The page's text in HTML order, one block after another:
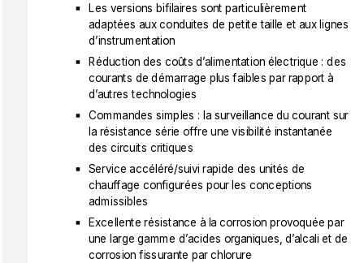
Les versions bifilaires sont particulièrement
adaptées aux conduites de petite taille et aux lignes
d’instrumentation
Réduction des coûts d’alimentation électrique : des
courants de démarrage plus faibles par rapport à
d’autres technologies
Commandes simples : la surveillance du courant sur
la résistance série offre une visibilité instantanée
des circuits critiques
Service accéléré/suivi rapide des unités de
chauffage configurées pour les conceptions
admissibles
Excellente résistance à la corrosion provoquée par
une large gamme d’acides organiques, d’alcali et de
corrosion fissurante par chlorure